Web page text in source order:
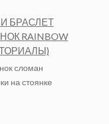
БРАСЛЕТ
RAINBOW
сломан
на стоянке